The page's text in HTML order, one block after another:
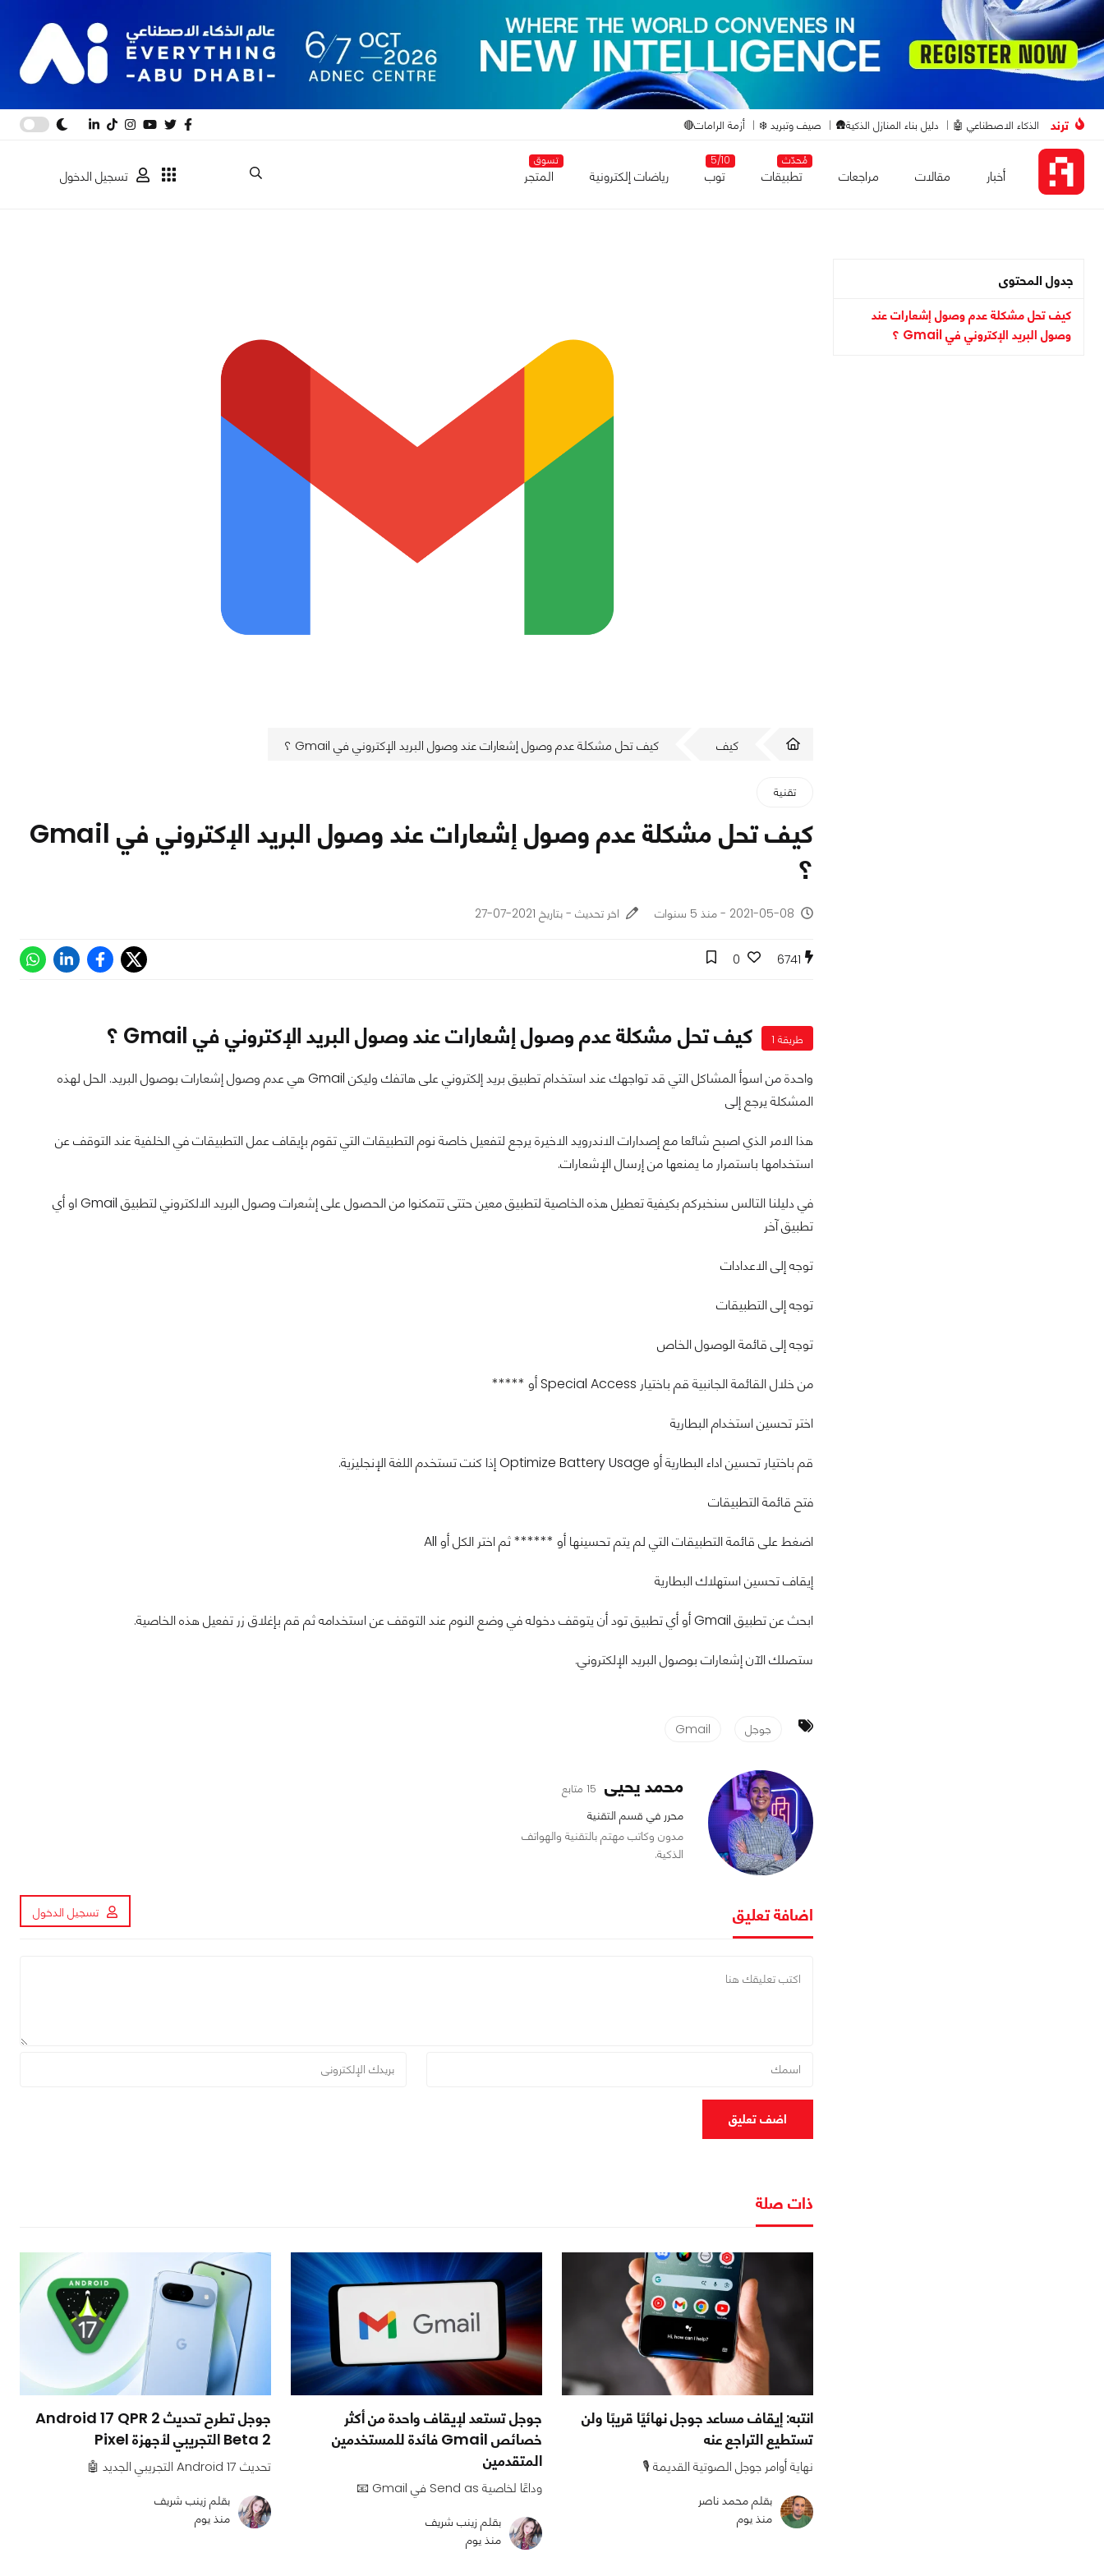
ترند الذكاء الاصطناعي 🤖 دليل بناء المنازل الذكية🛖 صيف وتبريد ❄️ أزمة الرامات🔴
أخبار مقالات مراجعات
مُحدّث
تطبيقات
5/10
توب رياضات إلكترونية
تسوق
المتجر تسجيل الدخول
جدول المحتوى
كيف تحل مشكلة عدم وصول إشعارات عند
وصول البريد الإكتروني في Gmail ؟
كيف كيف تحل مشكلة عدم وصول إشعارات عند وصول البريد الإكتروني في Gmail ؟
تقنية
كيف تحل مشكلة عدم وصول إشعارات عند وصول البريد الإكتروني في Gmail
؟
2021-05-08 - منذ 5 سنوات اخر تحديث - بتاريخ 2021-07-27
6741
0
طريقة 1 كيف تحل مشكلة عدم وصول إشعارات عند وصول البريد الإكتروني في Gmail ؟
واحدة من اسوأ المشاكل التي قد تواجهك عند استخدام تطبيق بريد إلكتروني على هاتفك وليكن Gmail هي عدم وصول إشعارات بوصول البريد. الحل لهذه
المشكلة يرجع إلى
هذا الامر الذي اصبح شائعا مع إصدارات الاندرويد الاخيرة يرجع لتفعيل خاصة نوم التطبيقات التي تقوم بإيقاف عمل التطبيقات في الخلفية عند التوقف عن
استخدامها باستمرار ما يمنعها من إرسال الإشعارات.
في دليلنا التالس سنخبركم بكيفية تعطيل هذه الخاصية لتطبيق معين حتتى تتمكنوا من الحصول على إشعرات وصول البريد الالكتروني لتطبيق Gmail او أي
تطبيق آخر
توجه إلى الاعدادات
توجه إلى التطبيقات
توجه إلى قائمة الوصول الخاص
من خلال القائمة الجانبية قم باختيار Special Access أو *****
اختر تحسين استخدام البطارية
قم باختيار تحسين اداء البطارية أو Optimize Battery Usage إذا كنت تستخدم اللغة الإنجليزية.
فتح قائمة التطبيقات
اضغط على قائمة التطبيقات التي لم يتم تحسينها أو ****** ثم اختر الكل أو All
إيقاف تحسين استهلاك البطارية
ابحث عن تطبيق Gmail أو أي تطبيق تود أن يتوقف دخوله في وضع النوم عند التوقف عن استخدامه ثم قم بإغلاق زر تفعيل هذه الخاصية.
ستصلك الآن إشعارات بوصول البريد الإلكتروني.
جوجل Gmail
محمد يحيى 15 متابع
محرر في قسم التقنية
مدون وكاتب مهتم بالتقنية والهواتف
الذكية.
اضافة تعليق تسجيل الدخول
اضف تعليق
ذات صلة
انتبه: إيقاف مساعد جوجل نهائيًا قريبًا ولن
تستطيع التراجع عنه
نهاية أوامر جوجل الصوتية القديمة 🎙️
بقلم محمد ناصر
منذ يوم
جوجل تستعد لإيقاف واحدة من أكثر
خصائص Gmail فائدة للمستخدمين
المتقدمين
وداعًا لخاصية Send as في Gmail 📧
بقلم زينب شريف
منذ يوم
جوجل تطرح تحديث Android 17 QPR 2
Beta 2 التجريبي لأجهزة Pixel
تحديث Android 17 التجريبي الجديد 🤖
بقلم زينب شريف
منذ يوم